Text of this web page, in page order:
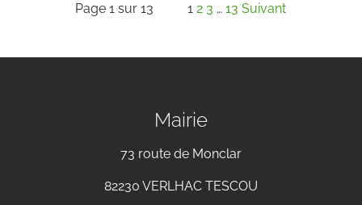
Page 1 sur 13
1 2 3 … 13 Suivant
Mairie
73 route de Monclar
82230 VERLHAC TESCOU